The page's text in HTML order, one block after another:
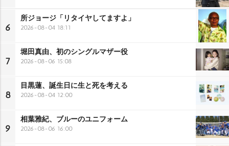
6
所ジョージ「リタイヤしてますよ」
2026-08-04 18:11
7
堀田真由、初のシングルマザー役
2026-08-06 15:08
8
目黒蓮、誕生日に生と死を考える
2026-08-04 12:00
9
相葉雅紀、ブルーのユニフォーム
2026-08-06 16:00